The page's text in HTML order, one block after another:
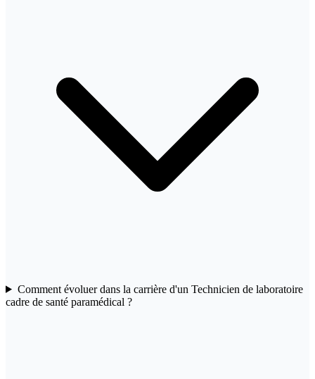
Comment évoluer dans la carrière d'un Technicien de laboratoire
cadre de santé paramédical ?